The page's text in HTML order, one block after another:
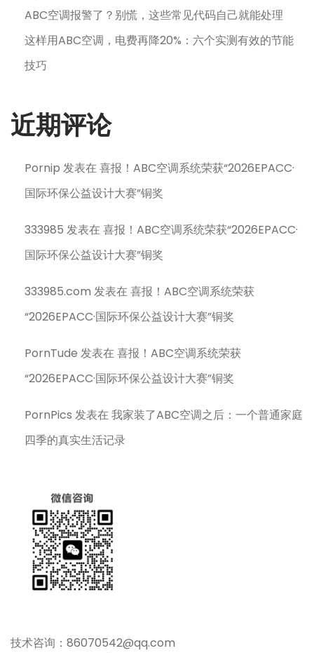
ABC空调报警了？别慌，这些常见代码自己就能处理
这样用ABC空调，电费再降20%：六个实测有效的节能
技巧
近期评论
Pornip 发表在喜报！ABC空调系统荣获“2026EPACC·
国际环保公益设计大赛”铜奖
333985 发表在喜报！ABC空调系统荣获“2026EPACC·
国际环保公益设计大赛”铜奖
333985.com 发表在喜报！ABC空调系统荣获
“2026EPACC·国际环保公益设计大赛”铜奖
PornTude 发表在喜报！ABC空调系统荣获
“2026EPACC·国际环保公益设计大赛”铜奖
PornPics 发表在我家装了ABC空调之后：一个普通家庭
四季的真实生活记录
技术咨询：86070542@qq.com